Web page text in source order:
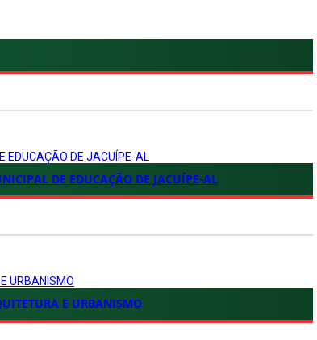
EDUCAÇÃO DE JACUÍPE-AL
DE EDUCAÇÃO DE JACUÍPE-AL
URBANISMO
E URBANISMO